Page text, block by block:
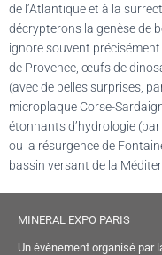
de l’Atlantique et à la
décrypterons la genèse de
ignore souvent précisément
de Provence, œufs de
(avec de belles surprises,
microplaque Corse-
étonnants d’hydrologie
ou la résurgence de
bassin versant de la
MINERAL EXPO PARIS
Un évènement organisé par